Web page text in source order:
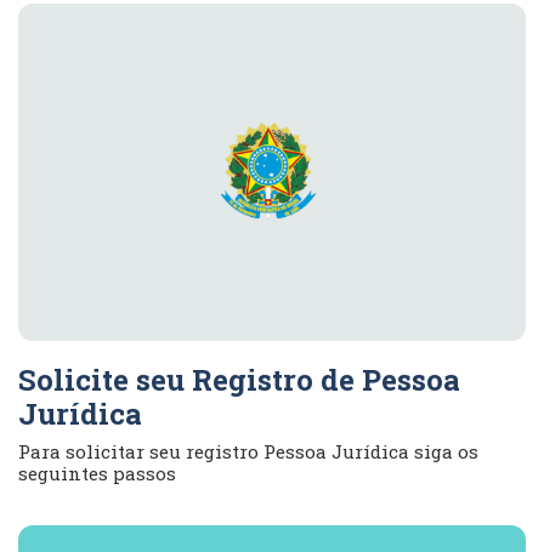
Solicite seu Registro de Pessoa
Jurídica
Para solicitar seu registro Pessoa Jurídica siga os
seguintes passos